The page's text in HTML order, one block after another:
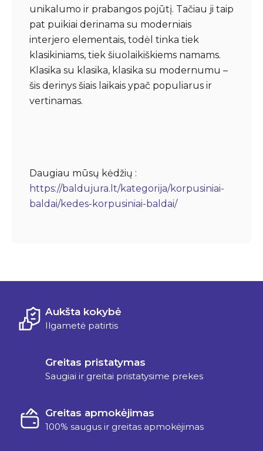
unikalumo ir prabangos pojūtį. Tačiau ji taip
pat puikiai derinama su moderniais
interjero elementais, todėl tinka tiek
klasikiniams, tiek šiuolaikiškiems namams.
Klasika su klasika, klasika su modernumu –
šis derinys šiais laikais ypač populiarus ir
vertinamas.
Daugiau mūsų kėdžių :
https://baldujura.lt/kategorija/korpusiniai-
baldai/kedes-korpusiniai-baldai/
Aukšta kokybė
Ilgametė patirtis
Greitas pristatymas
Saugiai ir greitai pristatysime prekes
Greitas apmokėjimas
100% saugus ir greitas apmokėjimas